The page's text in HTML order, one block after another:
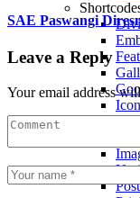
SAE Paswangi
Leave a Reply
Your email address